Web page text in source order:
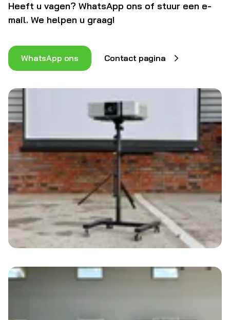
Heeft u vagen? WhatsApp ons of stuur een e-
mail. We helpen u graag!
WhatsApp ons Contact pagina